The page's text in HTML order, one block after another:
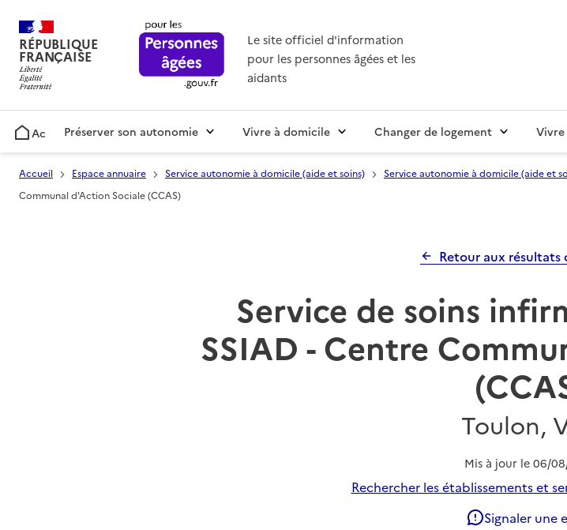
RÉPUBLIQUE
FRANÇAISE
Le site officiel d'information
pour les personnes âgées et les
aidants
AccueilPréserver son autonomie Vivre à domicile Changer de logement Vivre
Accueil Espace annuaire Service autonomie à domicile (aide et soins) Service autonomie à domicile (aide et
Communal d'Action Sociale (CCAS)
Retour aux résultats
Service de soins
SSIAD - Centre
Toulon,
Mis à jour le 06/
Rechercher les établissements et
Signaler une